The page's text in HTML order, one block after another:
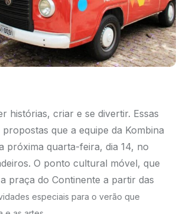
histórias, criar e se divertir. Essas
que a equipe da Kombina
próxima quarta-feira, dia 14, no
O ponto cultural móvel, que
praça do Continente a partir das
especiais para o verão que